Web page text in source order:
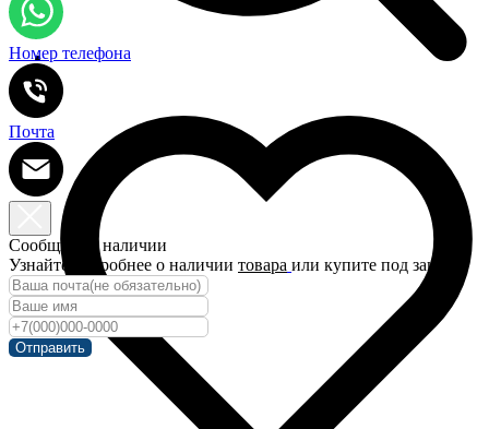
Номер телефона
Почта
Сообщить о наличии
Узнайте подробнее о наличии товара или купите под заказ!
Отправить